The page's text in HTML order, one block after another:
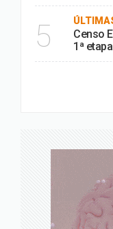
5
Censo
1ª